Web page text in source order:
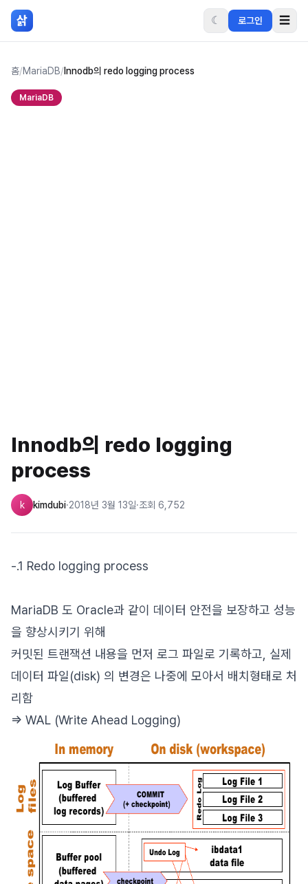
본문 바로가기
삵 ☾ 로그인 ☰
홈/MariaDB/ Innodb의 redo logging process
MariaDB
Innodb의 redo logging
process
k kimdubi·2018년 3월 13일·조회 6,752
-.1 Redo logging process
MariaDB 도 Oracle과 같이 데이터 안전을 보장하고 성능
을 향상시키기 위해
커밋된 트랜잭션 내용을 먼저 로그 파일로 기록하고, 실제
데이터 파일(disk) 의 변경은 나중에 모아서 배치형태로 처
리함
=> WAL (Write Ahead Logging)